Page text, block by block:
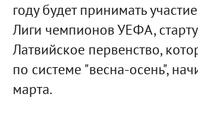
году будет принимать
Лиги чемпионов УЕФА,
Латвийское первенство,
по системе "весна-осень",
марта.